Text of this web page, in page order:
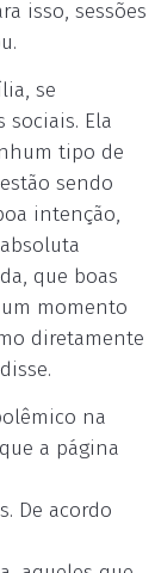
isso, sessões
se
sociais. Ela
tipo de
sendo
intenção,
que boas
momento
diretamente
na
a página
De acordo